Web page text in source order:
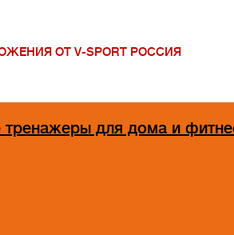
ОТ V-SPORT РОССИЯ
тренажеры для дома и